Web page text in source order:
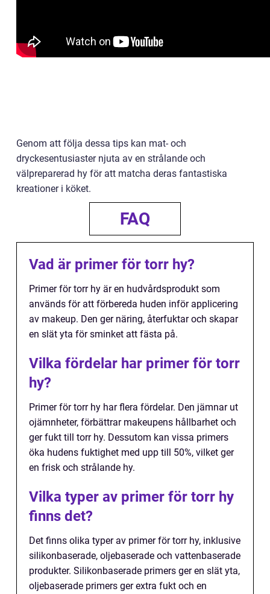
Genom att följa dessa tips kan mat- och
dryckesentusiaster njuta av en strålande och
välpreparerad hy för att matcha deras fantastiska
kreationer i köket.
FAQ
Vad är primer för torr hy?
Primer för torr hy är en hudvårdsprodukt som
används för att förbereda huden inför applicering
av makeup. Den ger näring, återfuktar och skapar
en slät yta för sminket att fästa på.
Vilka fördelar har primer för torr
hy?
Primer för torr hy har flera fördelar. Den jämnar ut
ojämnheter, förbättrar makeupens hållbarhet och
ger fukt till torr hy. Dessutom kan vissa primers
öka hudens fuktighet med upp till 50%, vilket ger
en frisk och strålande hy.
Vilka typer av primer för torr hy
finns det?
Det finns olika typer av primer för torr hy, inklusive
silikonbaserade, oljebaserade och vattenbaserade
produkter. Silikonbaserade primers ger en slät yta,
oljebaserade primers ger extra fukt och en